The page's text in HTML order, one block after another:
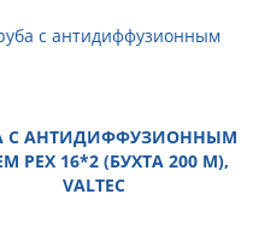
С АНТИДИФФУЗИОННЫМ
PEX 16*2 (БУХТА 200 М),
VALTEC